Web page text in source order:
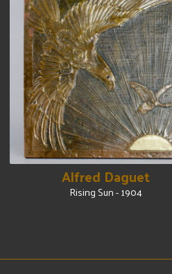
Alfred Daguet
Rising Sun - 1904